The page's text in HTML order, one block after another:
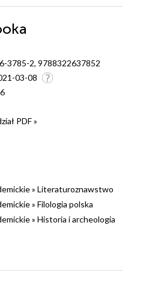
3785-2, 9788322637852
03-08
PDF »
» Literaturoznawstwo
» Filologia polska
» Historia i archeologia